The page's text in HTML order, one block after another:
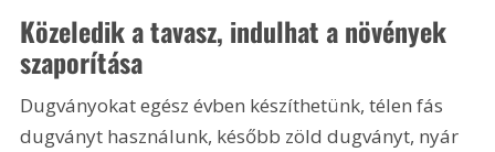
Közeledik a tavasz, indulhat a növények
szaporítása
Dugványokat egész évben készíthetünk, télen fás
dugványt használunk, később zöld dugványt, nyár